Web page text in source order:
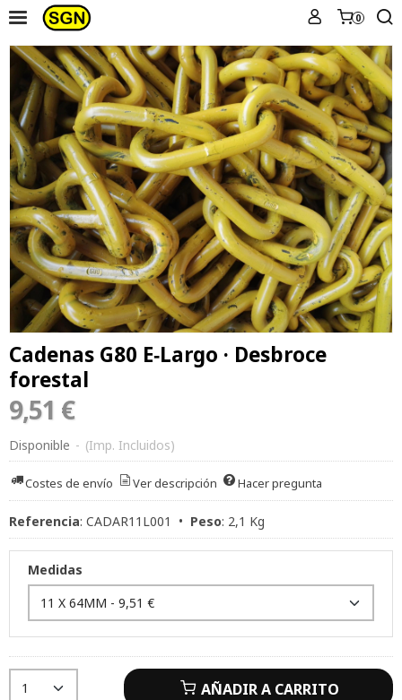
0
Cadenas G80 E‑Largo · Desbroce
forestal
9,51 €
Disponible - (Imp. Incluidos)
Costes de envío Ver descripción Hacer pregunta
Referencia: CADAR11L001 • Peso: 2,1 Kg
Medidas
AÑADIR A CARRITO